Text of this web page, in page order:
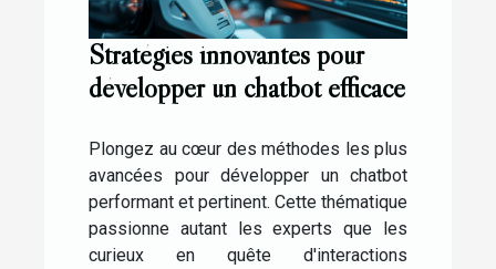
Stratégies innovantes pour
développer un chatbot efficace
Plongez au cœur des méthodes les plus
avancées pour développer un chatbot
performant et pertinent. Cette thématique
passionne autant les experts que les
curieux en quête d'interactions